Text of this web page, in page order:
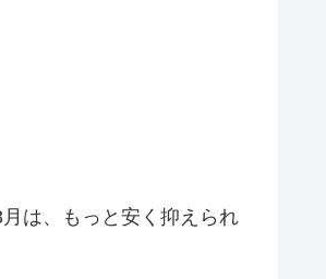
は、もっと安く抑えられ